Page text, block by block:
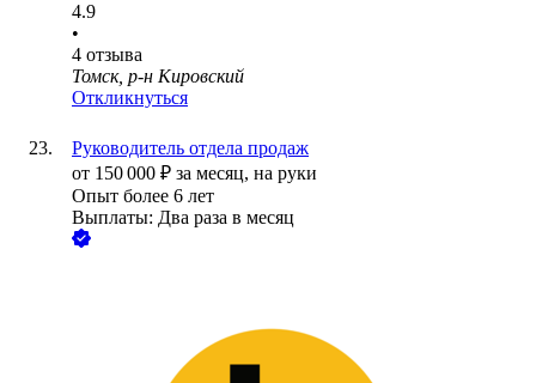
4.9
•
4 отзыва
Томск, р-н Кировский
Откликнуться
Руководитель отдела продаж
от 150 000 ₽ за месяц, на руки
Опыт более 6 лет
Выплаты: Два раза в месяц